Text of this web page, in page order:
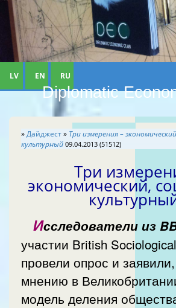
Diplomatic
LV EN RU
»Дайджест» Три измерения –
культурный 09.04.2013 (51512)
Три
экономический,
Исследователи из
участии British
провели опрос и
мнению в Великобритании есть новая
модель деления